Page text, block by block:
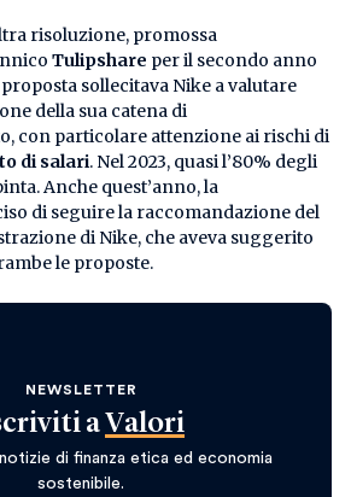
risoluzione, promossa
Tulipshare per il secondo anno
sollecitava Nike a valutare
della sua catena di
con particolare attenzione ai rischi di
di salari. Nel 2023, quasi l’80% degli
Anche quest’anno, la
di seguire la raccomandazione del
di Nike, che aveva suggerito
le proposte.
NEWSLETTER
a Valori
notizie di finanza etica ed economia
sostenibile.